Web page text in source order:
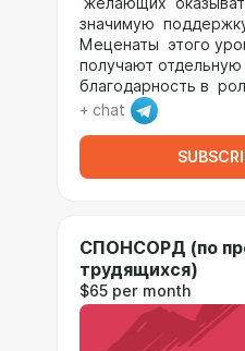
значимую
Меценаты этого
получают отдельную
благодарность в
+ chat
СПОНСОРД (по
трудящихся)
$65 per month